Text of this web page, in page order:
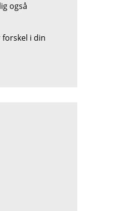
også
forskel i din